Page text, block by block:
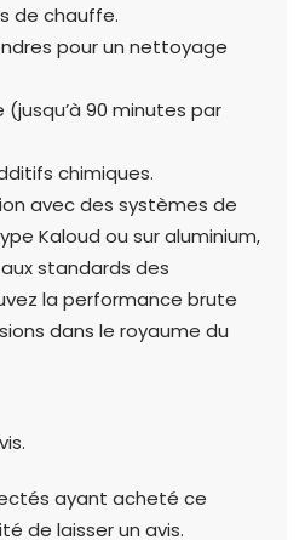
de chauffe.
pour un nettoyage
90 minutes par
chimiques.
avec des systèmes de
Kaloud ou sur aluminium,
standards des
la performance brute
dans le royaume du
ayant acheté ce
de laisser un avis.